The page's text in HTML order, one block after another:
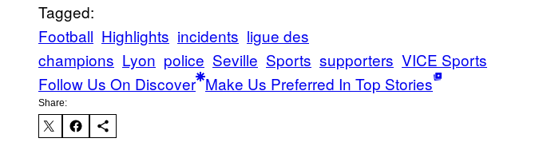
Tagged:
Football Highlights incidents ligue des
champions Lyon police Seville Sports supporters VICE Sports
Follow Us On Discover Make Us Preferred In Top Stories
Share: